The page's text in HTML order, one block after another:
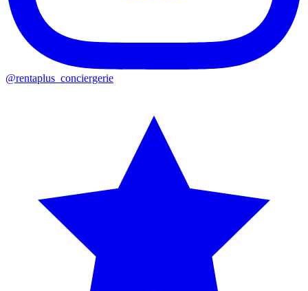
@rentaplus_conciergerie